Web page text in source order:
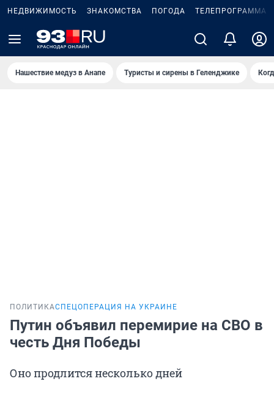
НЕДВИЖИМОСТЬ ЗНАКОМСТВА ПОГОДА ТЕЛЕПРОГРАММА
Нашествие медуз в Анапе Туристы и сирены в Геленджике
ПОЛИТИКАСПЕЦОПЕРАЦИЯ НА УКРАИНЕ
Путин объявил перемирие на СВО в
честь Дня Победы
Оно продлится несколько дней